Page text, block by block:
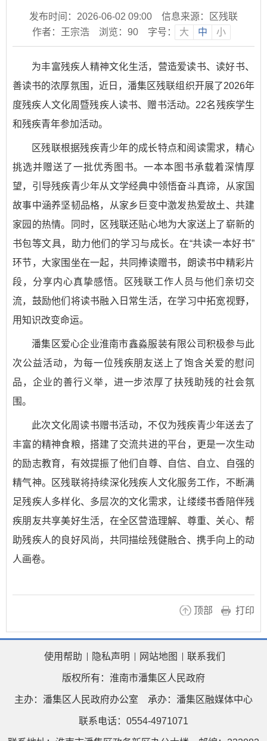
发布时间：2026-06-02 09:00
信息来源：区残联
作者：王宗浩
浏览： 90 字号： 大 中 小
为丰富残疾人精神文化生活，营造爱读书、读好书、
善读书的浓厚氛围，近日，潘集区残联组织开展了2026年
度残疾人文化周暨残疾人读书、赠书活动。22名残疾学生
和残疾青年参加活动。
区残联根据残疾青少年的成长特点和阅读需求，精心
挑选并赠送了一批优秀图书。一本本图书承载着深情厚
望，引导残疾青少年从文学经典中领悟奋斗真谛，从家国
故事中涵养坚韧品格，从家乡巨变中激发热爱故土、共建
家园的热情。同时，区残联还贴心地为大家送上了崭新的
书包等文具，助力他们的学习与成长。在“共读一本好书”
环节，大家围坐在一起，共同捧读赠书，朗读书中精彩片
段，分享内心真挚感悟。区残联工作人员与他们亲切交
流，鼓励他们将读书融入日常生活，在学习中拓宽视野，
用知识改变命运。
潘集区爱心企业淮南市鑫淼服装有限公司积极参与此
次公益活动，为每一位残疾朋友送上了饱含关爱的慰问
品，企业的善行义举，进一步浓厚了扶残助残的社会氛
围。
此次文化周读书赠书活动，不仅为残疾青少年送去了
丰富的精神食粮，搭建了交流共进的平台，更是一次生动
的励志教育，有效提振了他们自尊、自信、自立、自强的
精气神。区残联将持续深化残疾人文化服务工作，不断满
足残疾人多样化、多层次的文化需求，让缕缕书香陪伴残
疾朋友共享美好生活，在全区营造理解、尊重、关心、帮
助残疾人的良好风尚，共同描绘残健融合、携手向上的动
人画卷。
顶部 打印
使用帮助 隐私声明 网站地图 联系我们
版权所有：淮南市潘集区人民政府
主办：潘集区人民政府办公室 承办：潘集区融媒体中心
联系电话：0554-4971071